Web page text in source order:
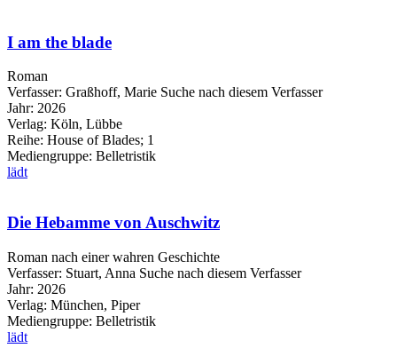
I am the blade
Roman
Verfasser: Graßhoff, Marie Suche nach diesem Verfasser
Jahr: 2026
Verlag: Köln, Lübbe
Reihe: House of Blades; 1
Mediengruppe: Belletristik
lädt
Die Hebamme von Auschwitz
Roman nach einer wahren Geschichte
Verfasser: Stuart, Anna Suche nach diesem Verfasser
Jahr: 2026
Verlag: München, Piper
Mediengruppe: Belletristik
lädt